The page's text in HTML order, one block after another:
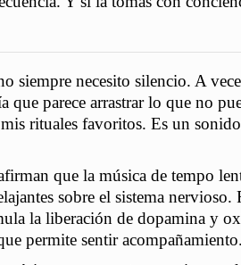
siempre necesito silencio. A
que parece arrastrar lo que no
rituales favoritos. Es un
que la música de tempo
sobre el sistema
la liberación de dopamina y
permite sentir acompañamiento.